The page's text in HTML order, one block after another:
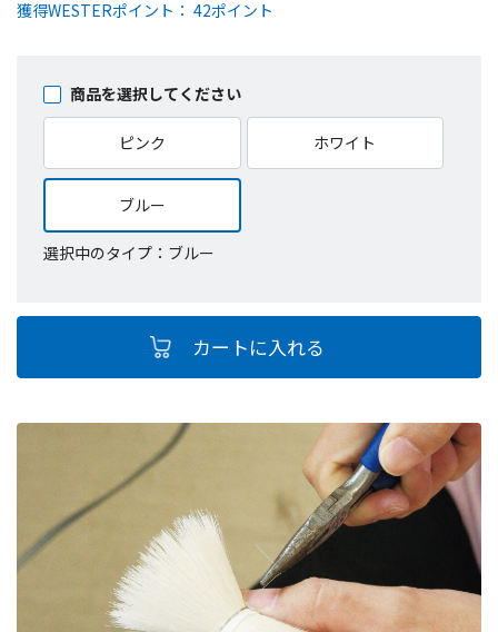
獲得WESTERポイント： 42ポイント
商品を選択してください
ピンク ホワイト
ブルー
選択中のタイプ：ブルー